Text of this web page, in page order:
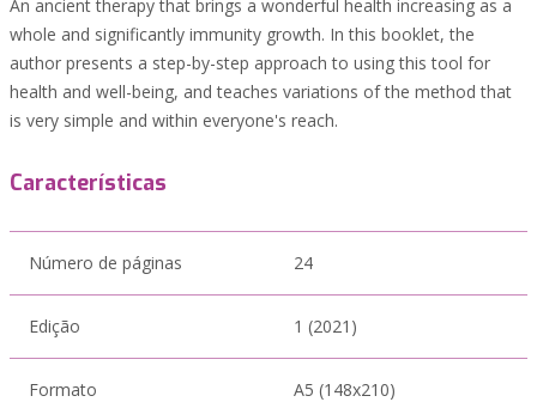
An ancient therapy that brings a wonderful health increasing as a
whole and significantly immunity growth. In this booklet, the
author presents a step-by-step approach to using this tool for
health and well-being, and teaches variations of the method that
is very simple and within everyone's reach.
Características
Número de páginas 24
Edição 1 (2021)
Formato A5 (148x210)